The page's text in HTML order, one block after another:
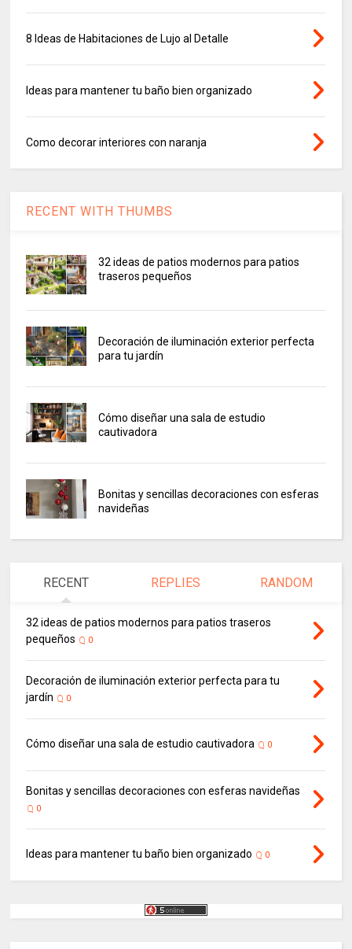
8 Ideas de Habitaciones de Lujo al Detalle
Ideas para mantener tu baño bien organizado
Como decorar interiores con naranja
RECENT WITH THUMBS
32 ideas de patios modernos para patios
traseros pequeños
Decoración de iluminación exterior perfecta
para tu jardín
Cómo diseñar una sala de estudio
cautivadora
Bonitas y sencillas decoraciones con esferas
navideñas
RECENT REPLIES RANDOM
32 ideas de patios modernos para patios traseros
pequeños
0
Decoración de iluminación exterior perfecta para tu
jardín
0
Cómo diseñar una sala de estudio cautivadora 0
Bonitas y sencillas decoraciones con esferas navideñas
0
Ideas para mantener tu baño bien organizado 0